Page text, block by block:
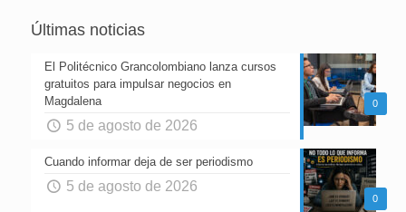
Últimas noticias
0
El Politécnico Grancolombiano lanza cursos
gratuitos para impulsar negocios en
Magdalena
5 de agosto de 2026
0
Cuando informar deja de ser periodismo
5 de agosto de 2026